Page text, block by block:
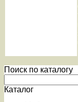
Поиск по каталогу
Каталог